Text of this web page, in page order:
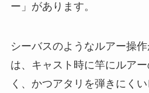
ー」があります。
シーバスのようなルアー操
は、キャスト時に竿にルア
く、かつアタリを弾きにく